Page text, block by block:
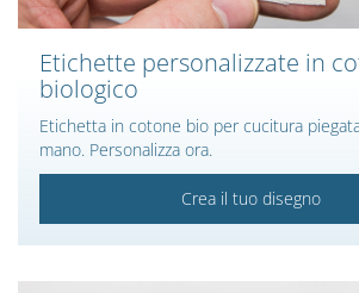
Etichette personalizzate in
biologico
Etichetta in cotone bio per cucitura
mano. Personalizza ora.
Crea il tuo disegno